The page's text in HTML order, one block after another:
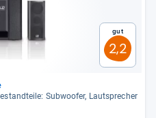
Gut
2,2
Sub­woofer, Laut­spre­cher